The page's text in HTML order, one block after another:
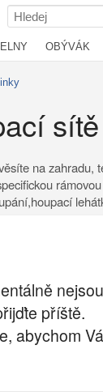
OBÝVÁK
na
příště.
abychom